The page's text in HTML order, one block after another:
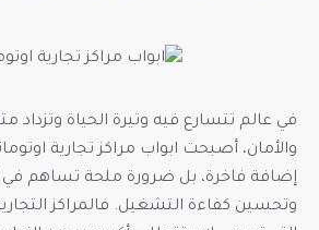
في عالم تتسارع فيه وتيرة الحياة وتزداد
والأمان، أصبحت ابواب مراكز تجارية
إضافة فاخرة، بل ضرورة ملحة تساهم في
وتحسين كفاءة التشغيل. فالمراكز